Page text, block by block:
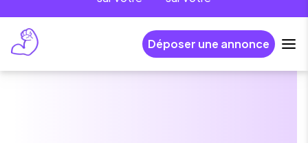
Déposer une annonce